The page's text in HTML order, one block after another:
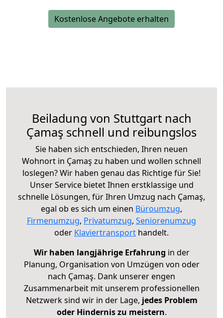
Kostenlose Angebote erhalten
Beiladung von Stuttgart nach
Çamaş schnell und reibungslos
Sie haben sich entschieden, Ihren neuen
Wohnort in Çamaş zu haben und wollen schnell
loslegen? Wir haben genau das Richtige für Sie!
Unser Service bietet Ihnen erstklassige und
schnelle Lösungen, für Ihren Umzug nach Çamaş,
egal ob es sich um einen Büroumzug,
Firmenumzug, Privatumzug, Seniorenumzug
oder Klaviertransport handelt.
Wir haben langjährige Erfahrung in der
Planung, Organisation von Umzügen von oder
nach Çamaş. Dank unserer engen
Zusammenarbeit mit unserem professionellen
Netzwerk sind wir in der Lage, jedes Problem
oder Hindernis zu meistern.